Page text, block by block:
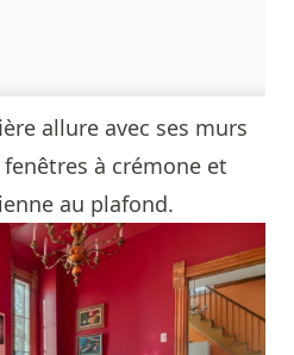
allure avec ses murs
à crémone et
au plafond.